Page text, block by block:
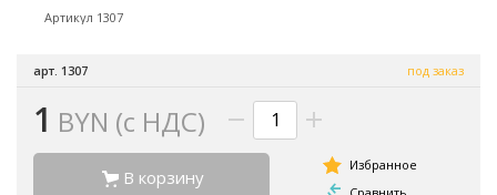
Артикул 1307
арт. 1307 под заказ
1 BYN (с НДС)
В корзину